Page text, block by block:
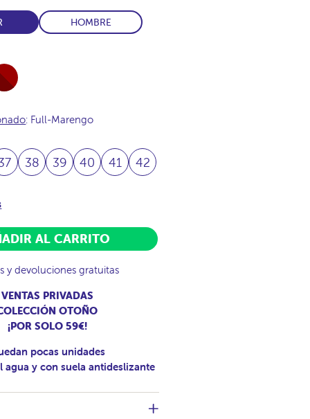
HOMBRE
: Full-Marengo
38 39 40 41 42
AL CARRITO
y devoluciones gratuitas
VENTAS PRIVADAS
OTOÑO
¡POR SOLO 59€!
pocas unidades
agua y con suela antideslizante